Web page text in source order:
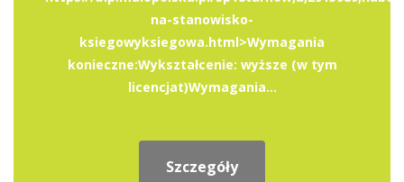
na-stanowisko-
ksiegowyksiegowa.html>Wymagania
konieczne:Wykształcenie: wyższe (w tym
licencjat)Wymagania...
Szczegóły